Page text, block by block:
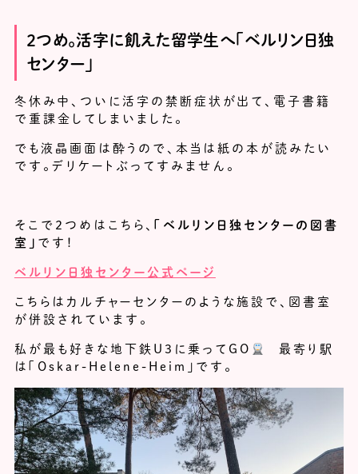
２つめ。活字に飢えた留学生へ「ベルリン日独
センター」
冬休み中、ついに活字の禁断症状が出て、電子書籍
で重課金してしまいました。
でも液晶画面は酔うので、本当は紙の本が読みたい
です。デリケートぶってすみません。
そこで２つめはこちら、
「ベルリン日独センターの図書
室」 です！
ベルリン日独センター公式ページ
こちらはカルチャーセンターのような施設で、図書室
が併設されています。
私が最も好きな地下鉄U3に乗ってGO
最寄り駅
は「Oskar-Helene-Heim」です。